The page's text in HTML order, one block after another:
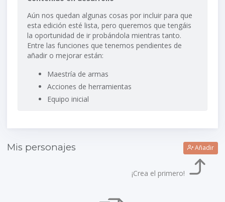
Aún nos quedan algunas cosas por incluir para que
esta edición esté lista, pero queremos que tengáis
la oportunidad de ir probándola mientras tanto.
Entre las funciones que tenemos pendientes de
añadir o mejorar están:
Maestría de armas
Acciones de herramientas
Equipo inicial
Mis personajes Añadir
¡Crea el primero!